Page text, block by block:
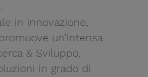
in innovazione,
un’intensa
& Sviluppo,
in grado di